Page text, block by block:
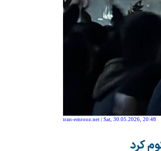
iran-emrooz.net | Sat, 30.05.2026, 20:48
کرد